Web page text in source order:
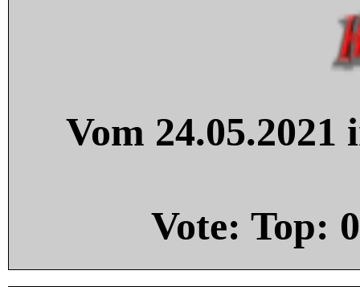
Vom
Vote: Top: 0